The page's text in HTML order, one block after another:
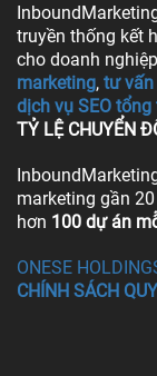
truyền thống kết
cho doanh
marketing, tư
dịch vụ SEO tổng
TỶ LỆ CHUYỂN
marketing gần
hơn 100 dự án
ONESE
CHÍNH SÁCH